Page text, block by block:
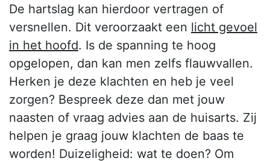
De hartslag kan hierdoor vertragen of
versnellen. Dit veroorzaakt een licht gevoel
in het hoofd. Is de spanning te hoog
opgelopen, dan kan men zelfs flauwvallen.
Herken je deze klachten en heb je veel
zorgen? Bespreek deze dan met jouw
naasten of vraag advies aan de huisarts. Zij
helpen je graag jouw klachten de baas te
worden! Duizeligheid: wat te doen? Om